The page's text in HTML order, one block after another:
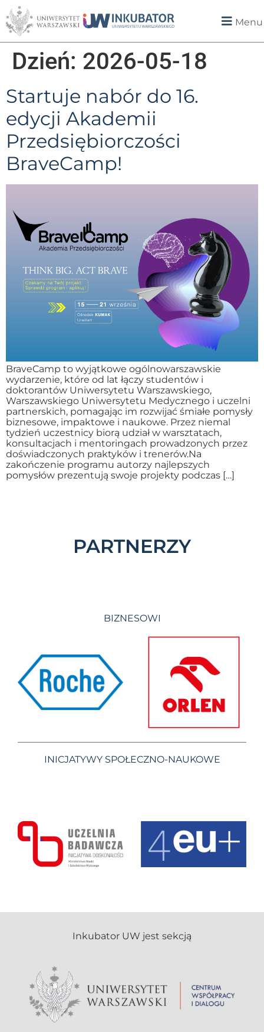
Menu
Dzień: 2026-05-18
Startuje nabór do 16.
edycji Akademii
Przedsiębiorczości
BraveCamp!
BraveCamp to wyjątkowe ogólnowarszawskie
wydarzenie, które od lat łączy studentów i
doktorantów Uniwersytetu Warszawskiego,
Warszawskiego Uniwersytetu Medycznego i uczelni
partnerskich, pomagając im rozwijać śmiałe pomysły
biznesowe, impaktowe i naukowe. Przez niemal
tydzień uczestnicy biorą udział w warsztatach,
konsultacjach i mentoringach prowadzonych przez
doświadczonych praktyków i trenerów.Na
zakończenie programu autorzy najlepszych
pomysłów prezentują swoje projekty podczas […]
PARTNERZY
BIZNESOWI
INICJATYWY SPOŁECZNO-NAUKOWE